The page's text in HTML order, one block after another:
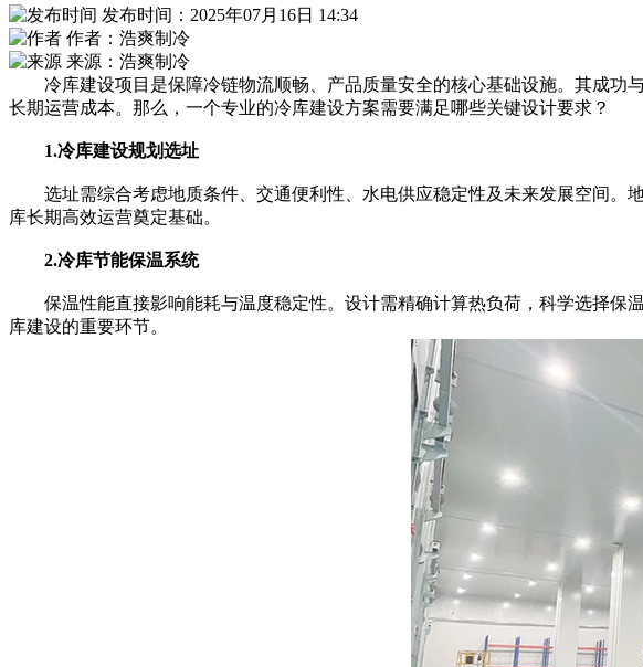
发布时间：2025年07月16日 14:34
作者：浩爽制冷
来源：浩爽制冷
冷库建设项目是保障冷链物流顺畅、产品质量安全的核心基础设施。其成功
长期运营成本。那么，一个专业的冷库建设方案需要满足哪些关键设计要求？
1.冷库建设规划选址
选址需综合考虑地质条件、交通便利性、水电供应稳定性及未来发展空间。
库长期高效运营奠定基础。
2.冷库节能保温系统
保温性能直接影响能耗与温度稳定性。设计需精确计算热负荷，科学选择保
库建设的重要环节。